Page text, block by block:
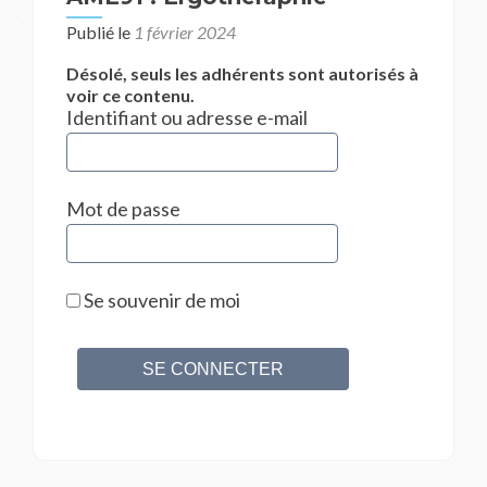
Publié le 1 février 2024
Désolé, seuls les adhérents sont autorisés à
voir ce contenu.
Identifiant ou adresse e-mail
Mot de passe
Se souvenir de moi